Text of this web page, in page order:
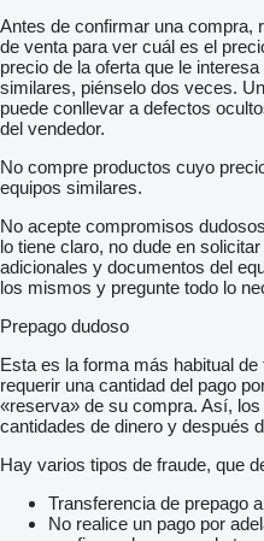
Antes de confirmar una compra,
de venta para ver cuál es el
precio de la oferta que le
similares, piénselo dos veces.
puede conllevar a defectos
del vendedor.
No compre productos cuyo
equipos similares.
No acepte compromisos
lo tiene claro, no dude en
adicionales y documentos del
los mismos y pregunte todo lo
Prepago dudoso
Esta es la forma más habitual
requerir una cantidad del pago
«reserva» de su compra. Así,
cantidades de dinero y después
Hay varios tipos de fraude, que
Transferencia de prepago
No realice un pago por